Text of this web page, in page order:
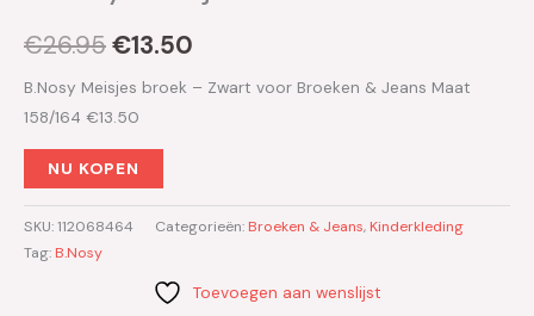
€26.95€13.50
B.Nosy Meisjes broek – Zwart voor Broeken & Jeans Maat
158/164 €13.50
NU KOPEN
SKU:112068464 Categorieën: Broeken & Jeans, Kinderkleding
Tag: B.Nosy
Toevoegen aan wenslijst